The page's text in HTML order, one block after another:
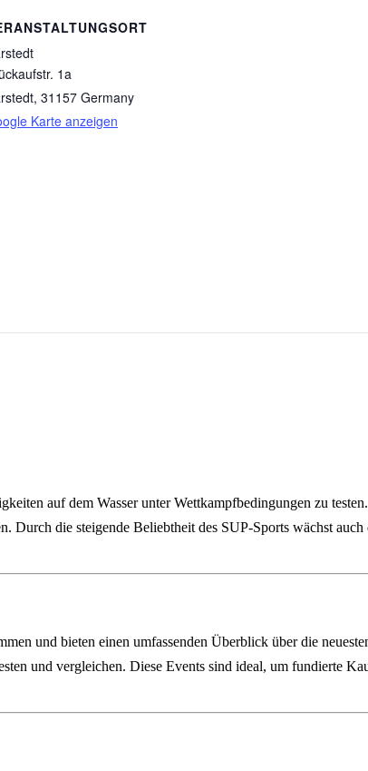
1a
, 31157 Germany
Karte anzeigen
auf dem Wasser unter Wettkampfbedingungen zu
Durch die steigende Beliebtheit des SUP‑Sports wächst
und bieten einen umfassenden Überblick über die
und vergleichen. Diese Events sind ideal, um fundierte